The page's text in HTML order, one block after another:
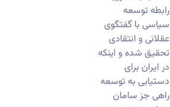
رابطه توسعه
سیاسی با گفتگوی
عقلانی و انتقادی
تحقیق شده و اینکه
در ایران برای
دستیابی به توسعه
راهی جز سامان